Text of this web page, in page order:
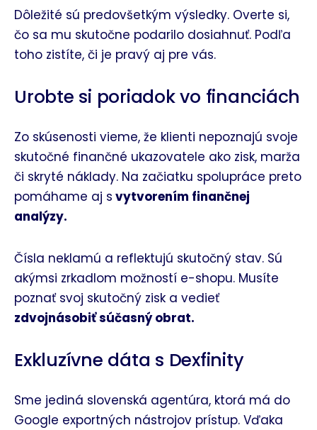
Dôležité sú predovšetkým výsledky. Overte si,
čo sa mu skutočne podarilo dosiahnuť. Podľa
toho zistíte, či je pravý aj pre vás.
Urobte si poriadok vo financiách
Zo skúsenosti vieme, že klienti nepoznajú svoje
skutočné finančné ukazovatele ako zisk, marža
či skryté náklady. Na začiatku spolupráce preto
pomáhame aj s vytvorením finančnej
analýzy.
Čísla neklamú a reflektujú skutočný stav. Sú
akýmsi zrkadlom možností e-shopu. Musíte
poznať svoj skutočný zisk a vedieť
zdvojnásobiť súčasný obrat.
Exkluzívne dáta s Dexfinity
Sme jediná slovenská agentúra, ktorá má do
Google exportných nástrojov prístup. Vďaka